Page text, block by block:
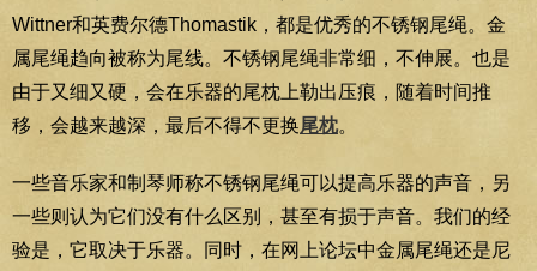
Wittner和英费尔德Thomastik，都是优秀的不锈钢尾绳。金
属尾绳趋向被称为尾线。不锈钢尾绳非常细，不伸展。也是
由于又细又硬，会在乐器的尾枕上勒出压痕，随着时间推
移，会越来越深，最后不得不更换尾枕。
一些音乐家和制琴师称不锈钢尾绳可以提高乐器的声音，另
一些则认为它们没有什么区别，甚至有损于声音。我们的经
验是，它取决于乐器。同时，在网上论坛中金属尾绳还是尼